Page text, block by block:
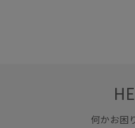
何かお困